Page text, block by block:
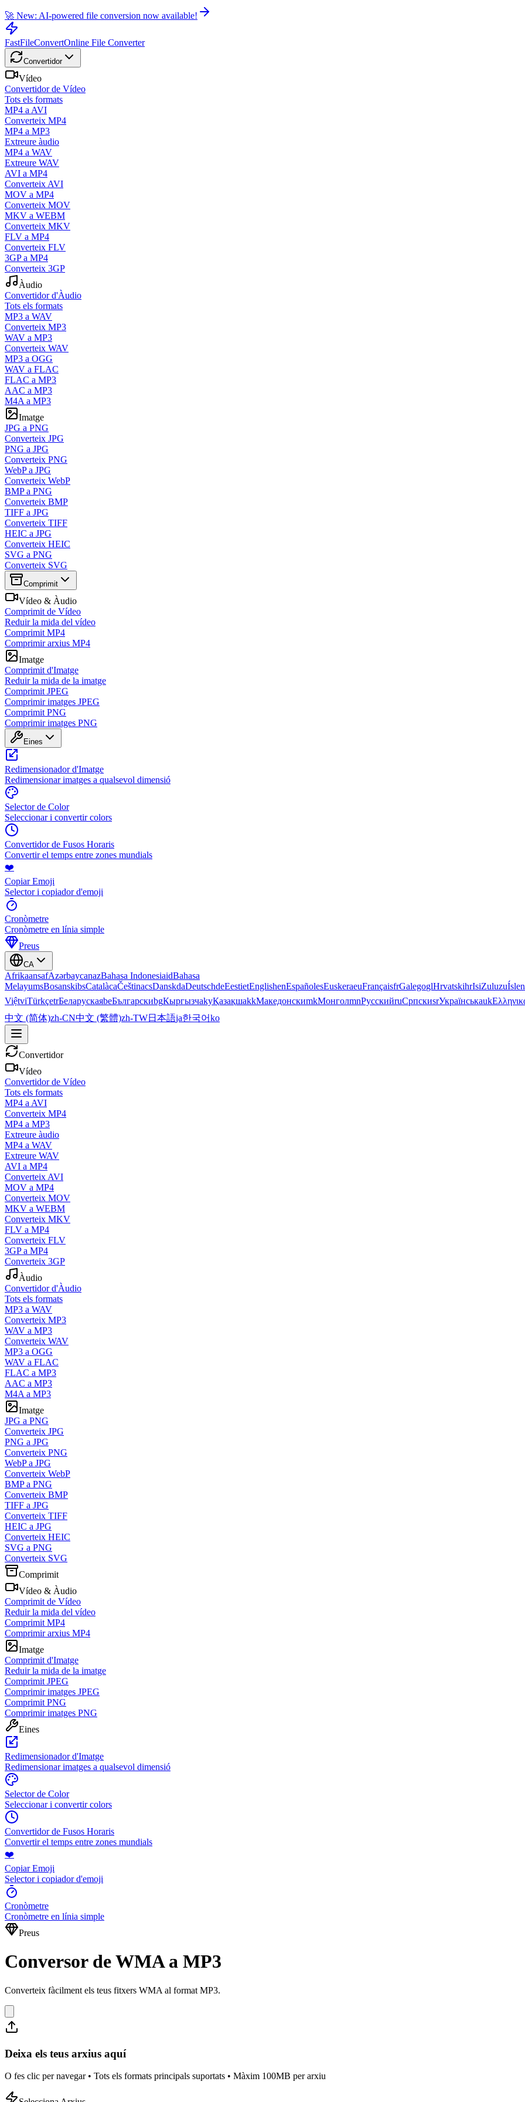
🚀 New: AI-powered file conversion now available!
FastFileConvertOnline File Converter
Convertidor
Vídeo
Convertidor de Vídeo
Tots els formats
MP4 a AVI
Converteix MP4
MP4 a MP3
Extreure àudio
MP4 a WAV
Extreure WAV
AVI a MP4
Converteix AVI
MOV a MP4
Converteix MOV
MKV a WEBM
Converteix MKV
FLV a MP4
Converteix FLV
3GP a MP4
Converteix 3GP
Àudio
Convertidor d'Àudio
Tots els formats
MP3 a WAV
Converteix MP3
WAV a MP3
Converteix WAV
MP3 a OGG
WAV a FLAC
FLAC a MP3
AAC a MP3
M4A a MP3
Imatge
JPG a PNG
Converteix JPG
PNG a JPG
Converteix PNG
WebP a JPG
Converteix WebP
BMP a PNG
Converteix BMP
TIFF a JPG
Converteix TIFF
HEIC a JPG
Converteix HEIC
SVG a PNG
Converteix SVG
Comprimit
Vídeo & Àudio
Comprimit de Vídeo
Reduir la mida del vídeo
Comprimit MP4
Comprimir arxius MP4
Imatge
Comprimit d'Imatge
Reduir la mida de la imatge
Comprimit JPEG
Comprimir imatges JPEG
Comprimit PNG
Comprimir imatges PNG
Eines
Redimensionador d'Imatge
Redimensionar imatges a qualsevol dimensió
Selector de Color
Seleccionar i convertir colors
Convertidor de Fusos Horaris
Convertir el temps entre zones mundials
❤️
Copiar Emoji
Selector i copiador d'emoji
Cronòmetre
Cronòmetre en línia simple
Preus
CA
AfrikaansafAzərbaycanazBahasa IndonesiaidBahasa
MelayumsBosanskibsCatalàcaČeštinacsDanskdaDeutschdeEestietEnglishenEspañolesEuskeraeuFrançaisfrGalegoglHrvatskihrIsiZuluzu
ViệtviTürkçetrБеларускаяbeБългарскиbgКыргызчаkyҚазақшаkkМакедонскиmkМонголmnРусскийruСрпскиsrУкраїнськаuk
中文 (简体)zh-CN中文 (繁體)zh-TW日本語ja한국어ko
Convertidor
Vídeo
Convertidor de Vídeo
Tots els formats
MP4 a AVI
Converteix MP4
MP4 a MP3
Extreure àudio
MP4 a WAV
Extreure WAV
AVI a MP4
Converteix AVI
MOV a MP4
Converteix MOV
MKV a WEBM
Converteix MKV
FLV a MP4
Converteix FLV
3GP a MP4
Converteix 3GP
Àudio
Convertidor d'Àudio
Tots els formats
MP3 a WAV
Converteix MP3
WAV a MP3
Converteix WAV
MP3 a OGG
WAV a FLAC
FLAC a MP3
AAC a MP3
M4A a MP3
Imatge
JPG a PNG
Converteix JPG
PNG a JPG
Converteix PNG
WebP a JPG
Converteix WebP
BMP a PNG
Converteix BMP
TIFF a JPG
Converteix TIFF
HEIC a JPG
Converteix HEIC
SVG a PNG
Converteix SVG
Comprimit
Vídeo & Àudio
Comprimit de Vídeo
Reduir la mida del vídeo
Comprimit MP4
Comprimir arxius MP4
Imatge
Comprimit d'Imatge
Reduir la mida de la imatge
Comprimit JPEG
Comprimir imatges JPEG
Comprimit PNG
Comprimir imatges PNG
Eines
Redimensionador d'Imatge
Redimensionar imatges a qualsevol dimensió
Selector de Color
Seleccionar i convertir colors
Convertidor de Fusos Horaris
Convertir el temps entre zones mundials
❤️
Copiar Emoji
Selector i copiador d'emoji
Cronòmetre
Cronòmetre en línia simple
Preus
Conversor de WMA a MP3
Converteix fàcilment els teus fitxers WMA al format MP3.
Deixa els teus arxius aquí
O fes clic per navegar • Tots els formats principals suportats • Màxim 100MB per arxiu